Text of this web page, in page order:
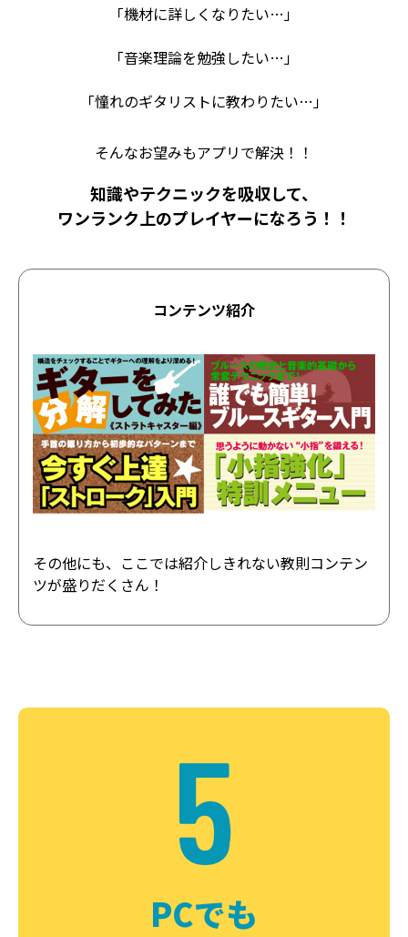
「機材に詳しくなりたい…」
「音楽理論を勉強したい…」
「憧れのギタリストに教わりたい…」
そんなお望みもアプリで解決！！
知識やテクニックを吸収して、
ワンランク上のプレイヤーになろう！！
コンテンツ紹介
その他にも、ここでは紹介しきれない教則コンテン
ツが盛りだくさん！
5
PCでも